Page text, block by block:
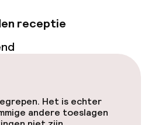
receptie
Het is echter
andere toeslagen